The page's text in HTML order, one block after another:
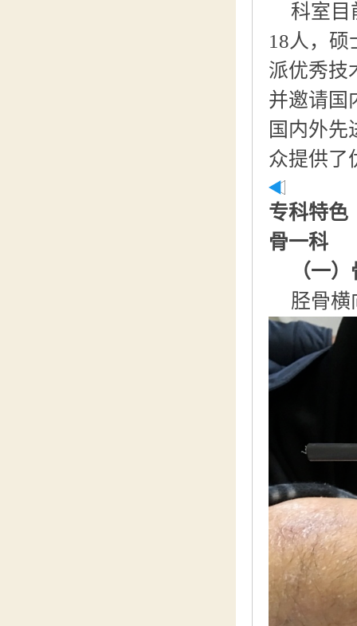
科室目
18人，硕
派优秀技
并邀请国
国内外
众提供了
专科特色
骨一科
（一
胫骨横